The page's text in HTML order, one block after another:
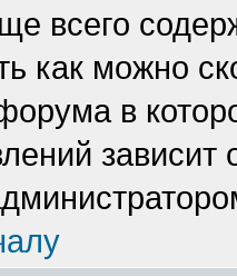
всего
как можно
в
зависит